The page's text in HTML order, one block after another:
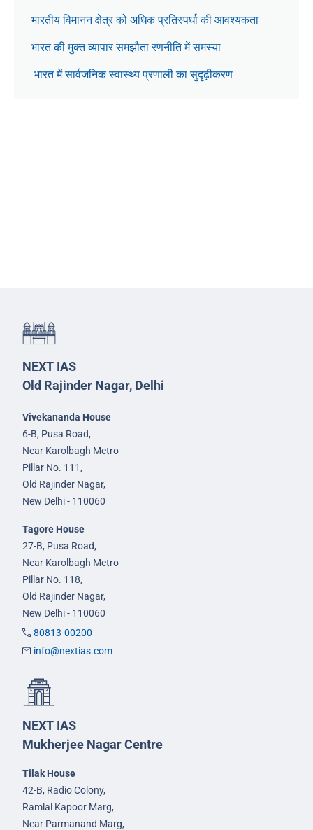
भारतीय विमानन क्षेत्र को अधिक प्रतिस्पर्धा की आवश्यकता
भारत की मुक्त व्यापार समझौता रणनीति में समस्या
भारत में सार्वजनिक स्वास्थ्य प्रणाली का सुदृढ़ीकरण
NEXT IAS
Old Rajinder Nagar, Delhi
Vivekananda House
6-B, Pusa Road,
Near Karolbagh Metro
Pillar No. 111,
Old Rajinder Nagar,
New Delhi - 110060
Tagore House
27-B, Pusa Road,
Near Karolbagh Metro
Pillar No. 118,
Old Rajinder Nagar,
New Delhi - 110060
80813-00200
info@nextias.com
NEXT IAS
Mukherjee Nagar Centre
Tilak House
42-B, Radio Colony,
Ramlal Kapoor Marg,
Near Parmanand Marg,